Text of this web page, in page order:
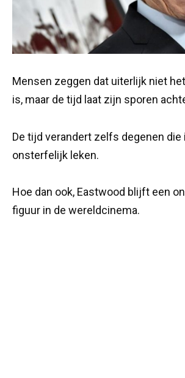
Mensen zeggen dat uiterlijk niet
is, maar de tijd laat zijn sporen
De tijd verandert zelfs degenen die
onsterfelijk leken.
Hoe dan ook, Eastwood blijft een
figuur in de wereldcinema.